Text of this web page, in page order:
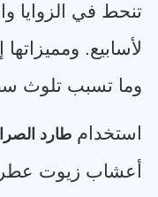
تنحط في الزوايا
لأسابيع. ومميزاتها
وما تسبب تلوث
استخدام طارد
أعشاب زيوت